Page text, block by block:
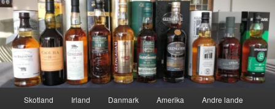
Skotland Irland Danmark Amerika Andre lande